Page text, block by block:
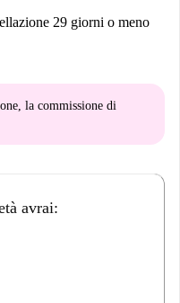
29 giorni o meno
la commissione di
avrai: